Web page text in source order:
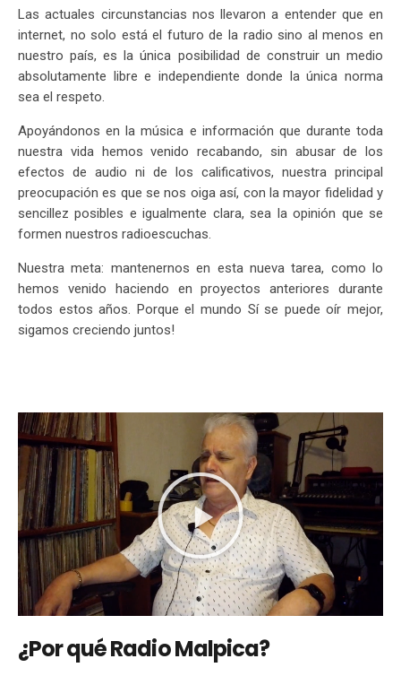
Las actuales circunstancias nos llevaron a entender que en
internet, no solo está el futuro de la radio sino al menos en
nuestro país, es la única posibilidad de construir un medio
absolutamente libre e independiente donde la única norma
sea el respeto.
Apoyándonos en la música e información que durante toda
nuestra vida hemos venido recabando, sin abusar de los
efectos de audio ni de los calificativos, nuestra principal
preocupación es que se nos oiga así, con la mayor fidelidad y
sencillez posibles e igualmente clara, sea la opinión que se
formen nuestros radioescuchas.
Nuestra meta: mantenernos en esta nueva tarea, como lo
hemos venido haciendo en proyectos anteriores durante
todos estos años. Porque el mundo Sí se puede oír mejor,
sigamos creciendo juntos!
¿Por qué Radio Malpica?